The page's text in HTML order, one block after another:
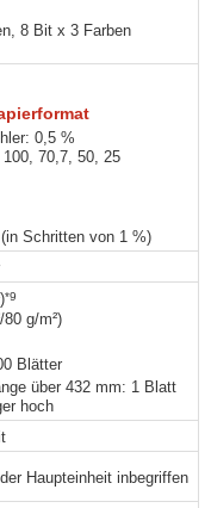
8 Bit x 3 Farben
0,5 %
70,7, 50, 25
Schritten von 1 %)
*9
g/m²)
Blätter
über 432 mm: 1 Blatt
hoch
Haupteinheit inbegriffen